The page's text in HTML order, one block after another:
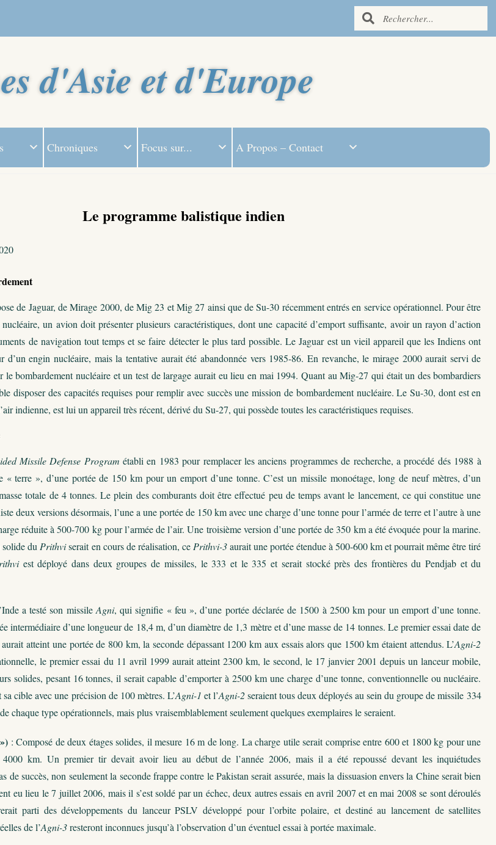
d'Asie et d'Europe
Chroniques Focus sur... A Propos – Contact
Le programme balistique indien
de Jaguar, de Mirage 2000, de Mig 23 et Mig 27 ainsi que de Su-30 récemment entrés en service opérationnel. Pour être
un avion doit présenter plusieurs caractéristiques, dont une capacité d’emport suffisante, avoir un rayon d’action
de navigation tout temps et se faire détecter le plus tard possible. Le Jaguar est un vieil appareil que les Indiens ont
d’un engin nucléaire, mais la tentative aurait été abandonnée vers 1985-86. En revanche, le mirage 2000 aurait servi de
le bombardement nucléaire et un test de largage aurait eu lieu en mai 1994. Quant au Mig-27 qui était un des bombardiers
disposer des capacités requises pour remplir avec succès une mission de bombardement nucléaire. Le Su-30, dont est en
indienne, est lui un appareil très récent, dérivé du Su-27, qui possède toutes les caractéristiques requises.
Missile Defense Program établi en 1983 pour remplacer les anciens programmes de recherche, a procédé dés 1988 à
terre », d’une portée de 150 km pour un emport d’une tonne. C’est un missile monoétage, long de neuf mètres, d’un
totale de 4 tonnes. Le plein des comburants doit être effectué peu de temps avant le lancement, ce qui constitue une
deux versions désormais, l’une a une portée de 150 km avec une charge d’une tonne pour l’armée de terre et l’autre à une
réduite à 500-700 kg pour l’armée de l’air. Une troisième version d’une portée de 350 km a été évoquée pour la marine.
du Prithviserait en cours de réalisation, ce Prithvi-3aurait une portée étendue à 500-600 km et pourrait même être tiré
est déployé dans deux groupes de missiles, le 333 et le 335 et serait stocké près des frontières du Pendjab et du
a testé son missile Agni, qui signifie « feu », d’une portée déclarée de 1500 à 2500 km pour un emport d’une tonne.
intermédiaire d’une longueur de 18,4 m, d’un diamètre de 1,3 mètre et d’une masse de 14 tonnes. Le premier essai date de
atteint une portée de 800 km, la seconde dépassant 1200 km aux essais alors que 1500 km étaient attendus. L’Agni-2
le premier essai du 11 avril 1999 aurait atteint 2300 km, le second, le 17 janvier 2001 depuis un lanceur mobile,
solides, pesant 16 tonnes, il serait capable d’emporter à 2500 km une charge d’une tonne, conventionnelle ou nucléaire.
cible avec une précision de 100 mètres. L’Agni-1 et l’Agni-2seraient tous deux déployés au sein du groupe de missile 334
chaque type opérationnels, mais plus vraisemblablement seulement quelques exemplaires le seraient.
: Composé de deux étages solides, il mesure 16 m de long. La charge utile serait comprise entre 600 et 1800 kg pour une
km. Un premier tir devait avoir lieu au début de l’année 2006, mais il a été repoussé devant les inquiétudes
de succès, non seulement la seconde frappe contre le Pakistan serait assurée, mais la dissuasion envers la Chine serait bien
eu lieu le 7 juillet 2006, mais il s’est soldé par un échec, deux autres essais en avril 2007 et en mai 2008 se sont déroulés
parti des développements du lanceur PSLV développé pour l’orbite polaire, et destiné au lancement de satellites
de l’Agni-3resteront inconnues jusqu’à l’observation d’un éventuel essai à portée maximale.